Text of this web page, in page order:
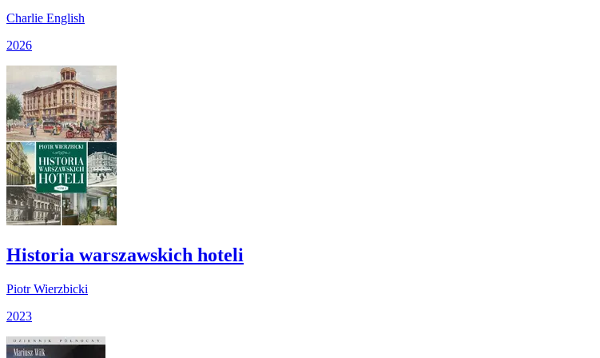
Charlie English
2026
Historia warszawskich hoteli
Piotr Wierzbicki
2023